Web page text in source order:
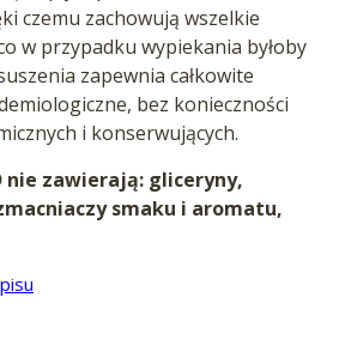
czemu zachowują wszelkie
w przypadku wypiekania byłoby
zapewnia całkowite
bez konieczności
i konserwujących.
nie zawierają: gliceryny,
smaku i aromatu,